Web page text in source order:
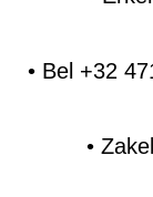
• Bel +32
•